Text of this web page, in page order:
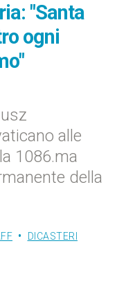
"Santa
ogni
alle
1086.ma
della
DICASTERI